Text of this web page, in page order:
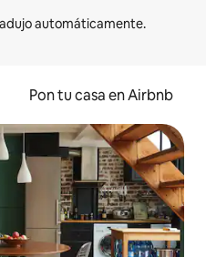
Pon tu casa en Airbnb